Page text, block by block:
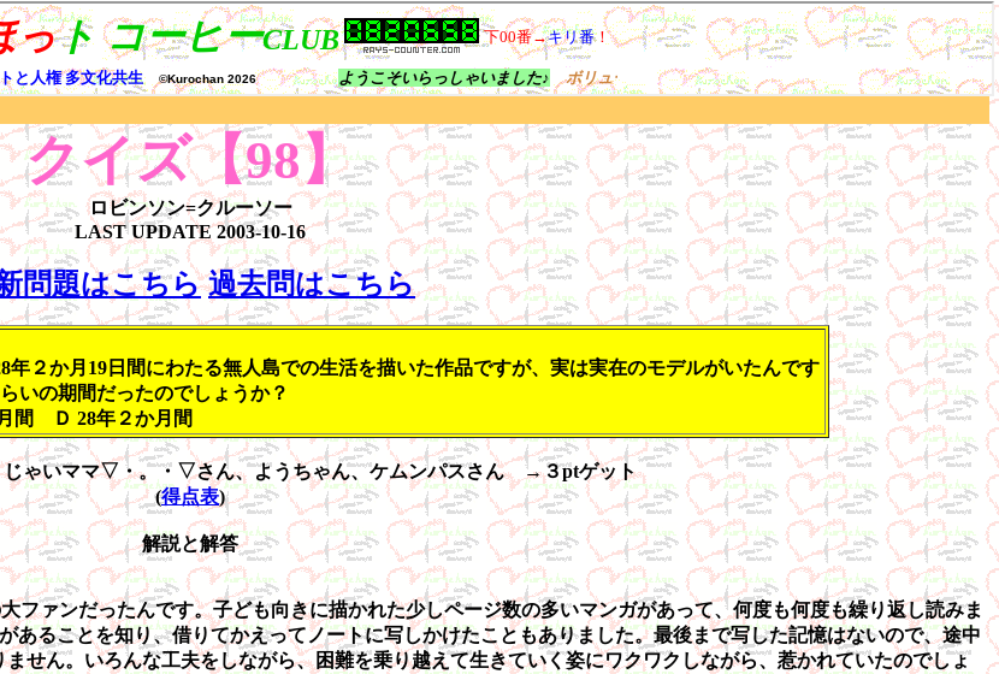
クイズ【98】
ロビンソン=クルーソー
LAST UPDATE2003-10-16
問題はこちら 過去問はこちら
２か月19日間にわたる無人島での生活を描いた作品ですが、実は実在のモデルがいたんです
いの期間だったのでしょうか？
間 Ｄ 28年２か月間
じゃいママ▽・。・▽さん、ようちゃん、ケムンパスさん →３ptゲット
(得点表)
解説と解答
ァンだったんです。子ども向きに描かれた少しページ数の多いマンガがあって、何度も何度も繰り返し読みま
ることを知り、借りてかえってノートに写しかけたこともありました。最後まで写した記憶はないので、途中
せん。いろんな工夫をしながら、困難を乗り越えて生きていく姿にワクワクしながら、惹かれていたのでしょ